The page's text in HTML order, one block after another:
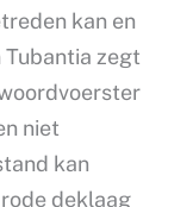
kan en
Tubantia zegt
niet
kan
deklaag